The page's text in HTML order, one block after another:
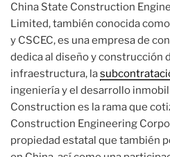
China State Construction
Limited, también conocida
y CSCEC, es una empresa de
dedica al diseño y construcción
infraestructura, la
ingeniería y el desarrollo
Construction es la rama que
Construction Engineering
propiedad estatal que también